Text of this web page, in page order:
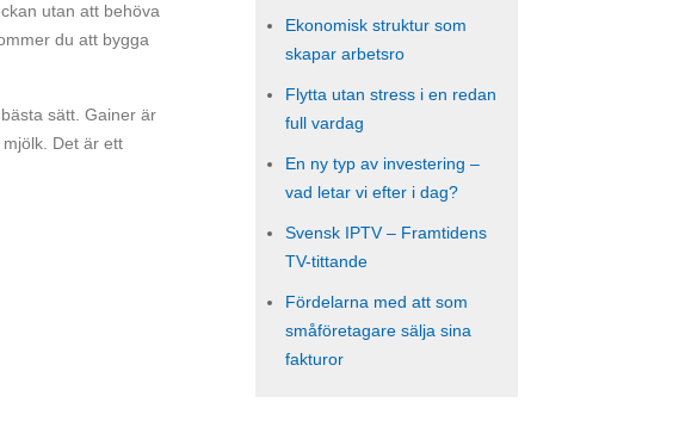
Ekonomisk struktur som
skapar arbetsro
Flytta utan stress i en redan
full vardag
En ny typ av investering –
vad letar vi efter i dag?
Svensk IPTV – Framtidens
TV-tittande
Fördelarna med att som
småföretagare sälja sina
fakturor
utan att behöva
du att bygga
sätt. Gainer är
Det är ett